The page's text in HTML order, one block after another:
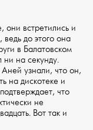
они встретились и
до этого она
в Балатовском
ни на секунду.
узнали, что он,
на дискотеке и
что
не
Вот так и